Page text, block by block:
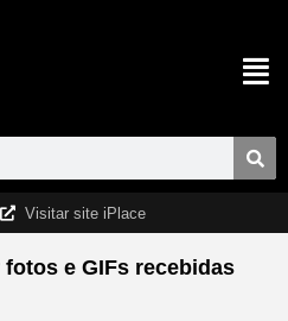
Visitar site iPlace
e GIFs recebidas